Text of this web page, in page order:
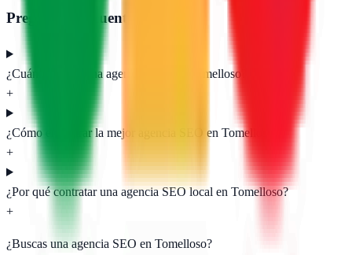
Preguntas frecuentes
¿Cuánto cuesta una agencia SEO en Tomelloso?
+
¿Cómo encontrar la mejor agencia SEO en Tomelloso?
+
¿Por qué contratar una agencia SEO local en Tomelloso?
+
¿Buscas una agencia SEO en Tomelloso?